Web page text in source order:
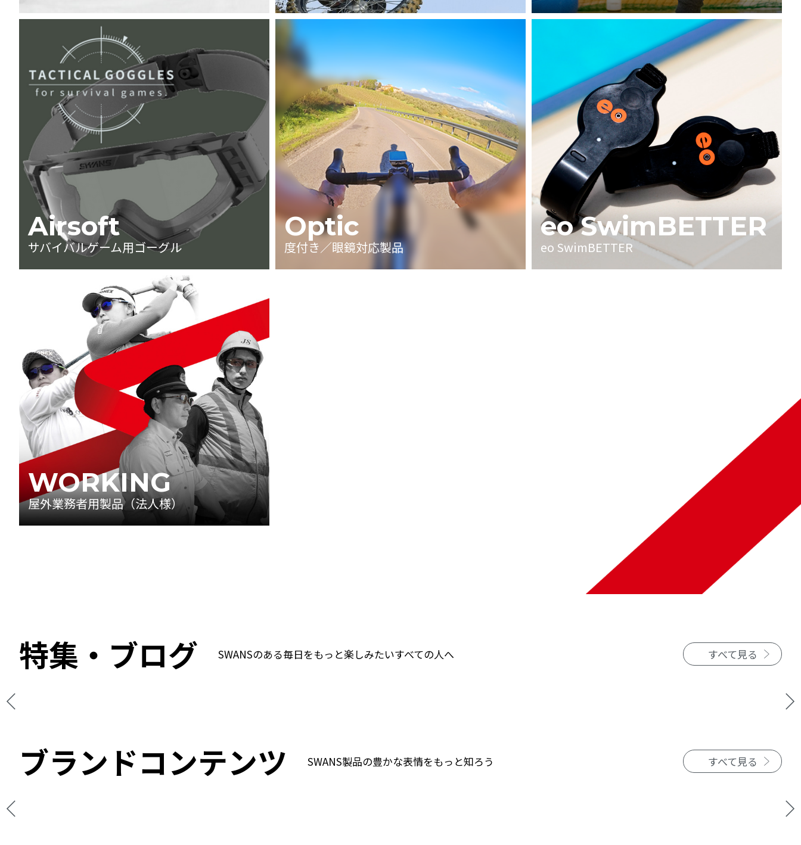
Airsoft
サバイバルゲーム用ゴーグル
Optic
度付き／眼鏡対応製品
eo SwimBETTER
eo SwimBETTER
WORKING
屋外業務者用製品（法人様）
特集・ブログ SWANSのある毎日をもっと楽しみたいすべての人へ すべて見る
ブランドコンテンツ SWANS製品の豊かな表情をもっと知ろう すべて見る